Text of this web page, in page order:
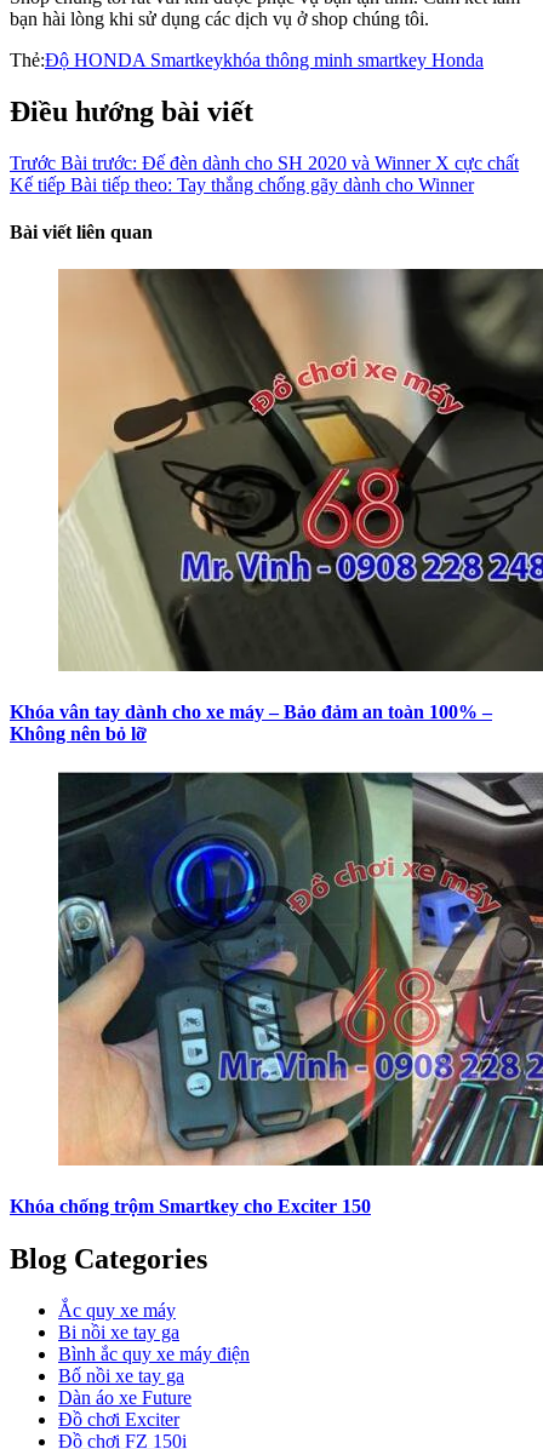
bạn hài lòng khi sử dụng các dịch vụ ở shop chúng tôi.
Thẻ:Độ HONDA Smartkeykhóa thông minh smartkey Honda
Điều hướng bài viết
Trước Bài trước: Đế đèn dành cho SH 2020 và Winner X cực chất
Kế tiếp Bài tiếp theo: Tay thắng chống gãy dành cho Winner
Bài viết liên quan
Khóa vân tay dành cho xe máy – Bảo đảm an toàn 100% –
Không nên bỏ lỡ
Khóa chống trộm Smartkey cho Exciter 150
Blog Categories
Ắc quy xe máy
Bi nồi xe tay ga
Bình ắc quy xe máy điện
Bố nồi xe tay ga
Dàn áo xe Future
Đồ chơi Exciter
Đồ chơi FZ 150i